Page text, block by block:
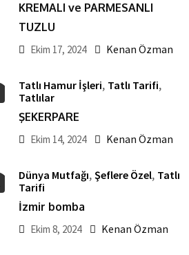
KREMALI ve PARMESANLI
TUZLU
Ekim 17, 2024 Kenan Özman
Tatlı Hamur İşleri, Tatlı Tarifi,
Tatlılar
ŞEKERPARE
Ekim 14, 2024 Kenan Özman
Dünya Mutfağı, Şeflere Özel, Tatlı
Tarifi
İzmir bomba
Ekim 8, 2024 Kenan Özman